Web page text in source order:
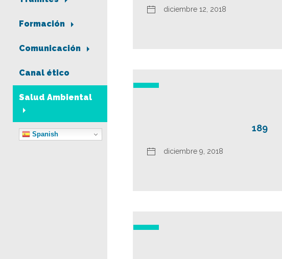
Formación
Comunicación
Canal ético
Salud Ambiental
Spanish
diciembre 12, 2018
189
diciembre 9, 2018